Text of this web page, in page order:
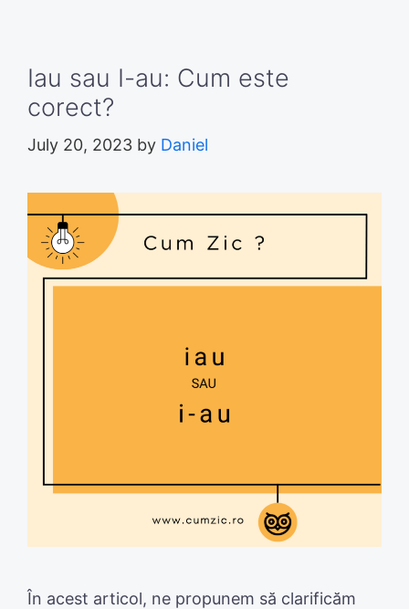
Iau sau I-au: Cum este
corect?
July 20, 2023 by Daniel
În acest articol, ne propunem să clarificăm